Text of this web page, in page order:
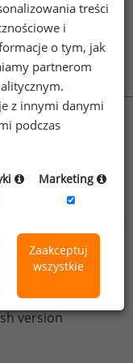
więcej haseł
HR.pl
Kontakt
version
treści
i
o tym, jak
partnerom
z innymi danymi
podczas
Marketing
Zaakceptuj
wszystkie